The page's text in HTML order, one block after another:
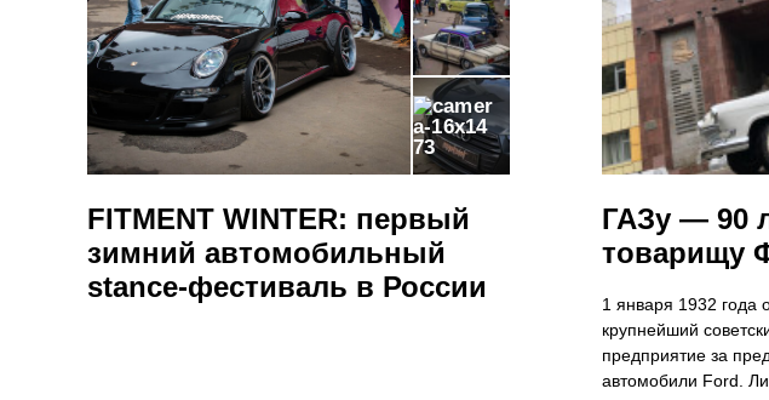
73
FITMENT WINTER: первый
зимний автомобильный
stance-фестиваль в России
ГАЗу — 90
товарищу
1 января 1932 года
крупнейший
предприятие за
автомобили Ford.